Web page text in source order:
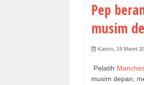
Pep
musim
Kamis, 19 Maret
Pelatih
musim depan,